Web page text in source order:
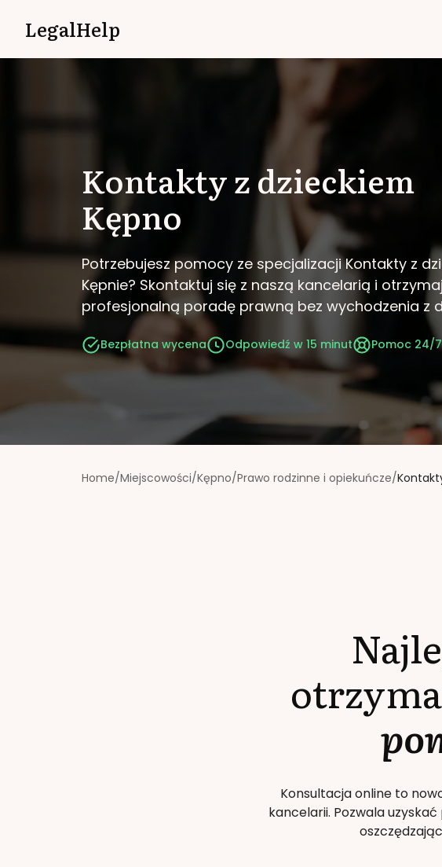
LegalHelp
Kontakty z dzieckiem
Kępno
Potrzebujesz pomocy ze specjalizacji Kontakty z
Kępnie? Skontaktuj się z naszą kancelarią i otrzymaj
profesjonalną poradę prawną bez wychodzenia z
Bezpłatna wycena Odpowiedź w 15 minut Pomoc 24/7
Home/Miejscowości/Kępno/Prawo rodzinne i opiekuńcze/
Konsultacja online to
kancelarii. Pozwala